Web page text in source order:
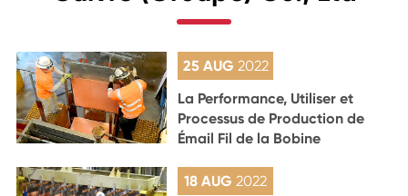
25 AUG 2022
La Performance, Utiliser et
Processus de Production de
Émail Fil de la Bobine
18 AUG2022